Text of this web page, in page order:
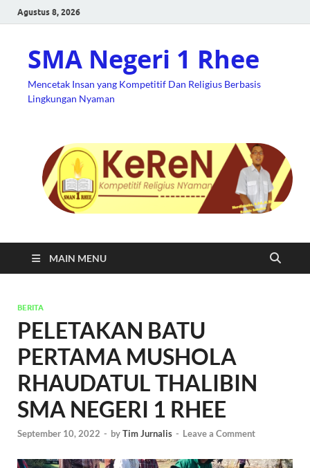
Agustus 8, 2026
SMA Negeri 1 Rhee
Mencetak Insan yang Kompetitif Dan Religius Berbasis
Lingkungan Nyaman
MAIN MENU
BERITA
PELETAKAN BATU
PERTAMA MUSHOLA
RHAUDATUL THALIBIN
SMA NEGERI 1 RHEE
September 10, 2022 - byTim Jurnalis - Leave a Comment